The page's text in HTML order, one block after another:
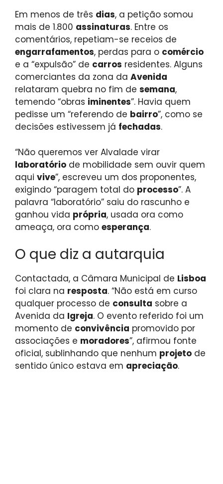
Em menos de três dias, a petição somou
mais de 1.800 assinaturas. Entre os
comentários, repetiam-se receios de
engarrafamentos, perdas para o comércio
e a “expulsão” de carros residentes. Alguns
comerciantes da zona da Avenida
relataram quebra no fim de semana,
temendo “obras iminentes”. Havia quem
pedisse um “referendo de bairro”, como se
decisões estivessem já fechadas.
“Não queremos ver Alvalade virar
laboratório de mobilidade sem ouvir quem
aqui vive”, escreveu um dos proponentes,
exigindo “paragem total do processo”. A
palavra “laboratório” saiu do rascunho e
ganhou vida própria, usada ora como
ameaça, ora como esperança.
O que diz a autarquia
Contactada, a Câmara Municipal de Lisboa
foi clara na resposta. “Não está em curso
qualquer processo de consulta sobre a
Avenida da Igreja. O evento referido foi um
momento de convivência promovido por
associações e moradores”, afirmou fonte
oficial, sublinhando que nenhum projeto de
sentido único estava em apreciação.